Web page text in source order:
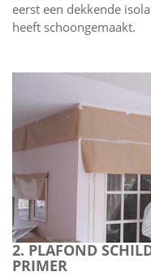
eerst een dekkende
heeft schoongemaakt.
2. PLAFOND
PRIMER